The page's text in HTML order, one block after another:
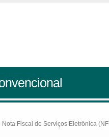
Fiscal de Serviços Eletrônica